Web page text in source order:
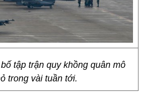
tập trận quy khồng quân mô
trong vài tuần tới.